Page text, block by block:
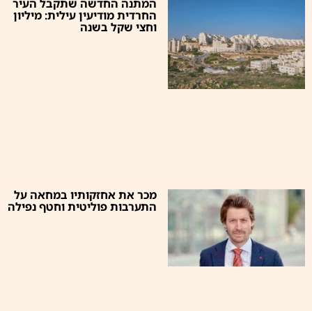
המתנה החדשה שתקבל העיר
החרדית מודיעין עילית: מיליון
וחצי שקל בשנה
מכר את אחזקותיו במחאה על
התערבות פוליטית וחטף נפילה